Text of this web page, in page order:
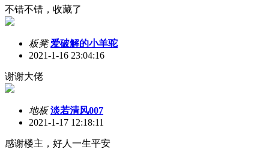
不错不错，收藏了
板凳 爱破解的小羊驼
2021-1-16 23:04:16
谢谢大佬
地板 淡若清风007
2021-1-17 12:18:11
感谢楼主，好人一生平安